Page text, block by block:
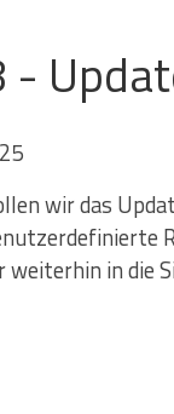
wir das
weiterhin in die